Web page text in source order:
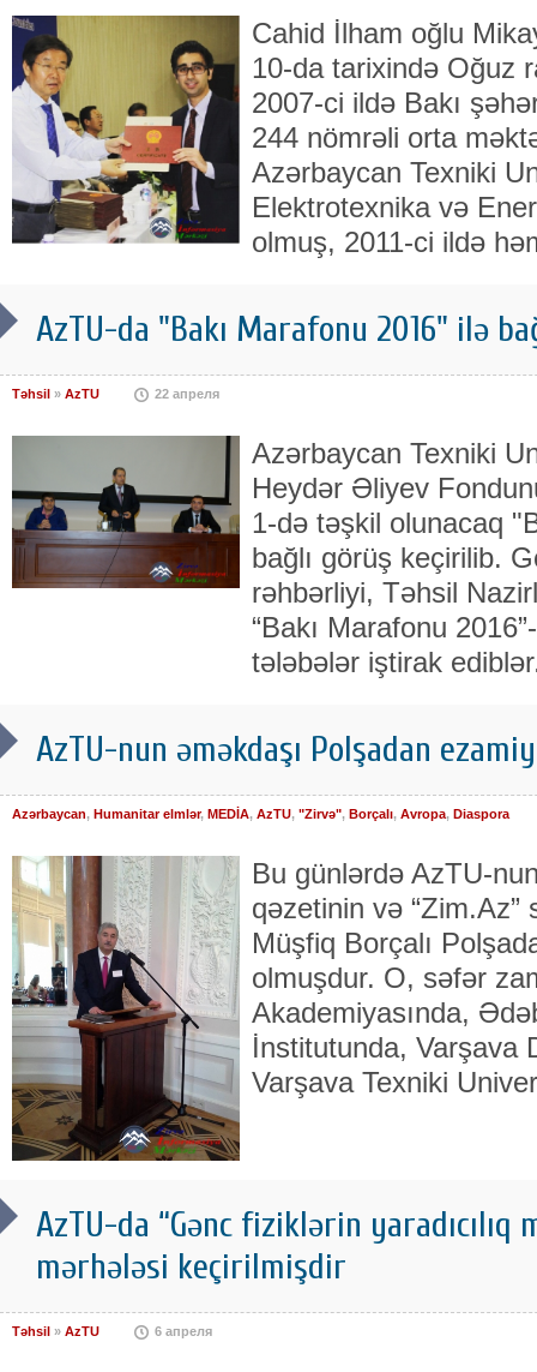
Cahid İlham oğlu
10-da tarixində Oğuz
2007-ci ildə Bakı
244 nömrəli orta
Azərbaycan Texniki
Elektrotexnika və
olmuş, 2011-ci ildə
AzTU-da "Bakı Marafonu 2016" ilə
Təhsil » AzTU 22 апреля
Azərbaycan Texniki
Heydər Əliyev
1-də təşkil olunacaq
bağlı görüş keçirilib.
rəhbərliyi, Təhsil
“Bakı Marafonu
tələbələr iştirak
AzTU-nun əməkdaşı Polşadan
Azərbaycan, Humanitar elmlər, MEDİA, AzTU, "Zirvə", Borçalı, Avropa, Diaspora
Bu günlərdə AzTU-
qəzetinin və “Zim.Az”
Müşfiq Borçalı
olmuşdur. O, səfər
Akademiyasında,
İnstitutunda, Var­şava
Var­şava Tex­niki
AzTU-da “Gənc fiziklərin
mərhələsi keçirilmişdir
Təhsil » AzTU 6 апреля